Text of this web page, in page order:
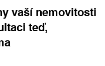
vaší nemovitosti
teď,